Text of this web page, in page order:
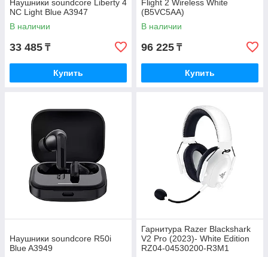
Наушники soundcore Liberty 4
NC Light Blue A3947
В наличии
33 485 ₸
Купить
Flight 2 Wireless White
(B5VC5AA)
В наличии
96 225 ₸
Купить
Наушники soundcore R50i
Blue A3949
Гарнитура Razer Blackshark
V2 Pro (2023)- White Edition
RZ04-04530200-R3M1